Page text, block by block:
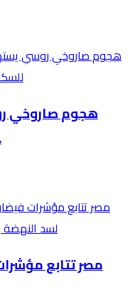
هجوم صاروخي
مصر تتابع